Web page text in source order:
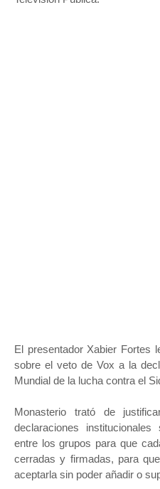
El presentador Xabier Fortes
sobre el veto de Vox a la
Mundial de la lucha contra el
Monasterio trató de
declaraciones
entre los grupos para que
cerradas y firmadas, para
aceptarla sin poder añadir o